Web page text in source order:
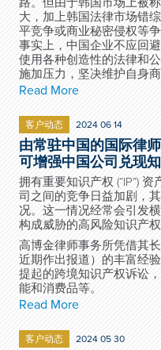
大，加上韩国法律市场错
平竞争或商业秘密侵权等
事实上，中国企业不应回
使用各种创造性的法律和
施加压力，坚决维护自身商
Read More
客户动态 2024 06 14
由常驻中国的国际律
可增强中国公司兑现
拥有重要知识产权 (“IP”)
司之间的竞争日益加剧，
况。这一情况经常会引发
构成威胁的高风险知识产权
高博金律师事务所凭借其
近期作出报道）的丰富经
提起的跨境知识产权诉讼
能和消费品等。
Read More
客户动态 2024 05 30